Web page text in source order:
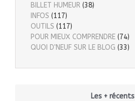
BILLET HUMEUR (38)
INFOS (117)
OUTILS (117)
POUR MIEUX COMPRENDRE (74)
QUOI D'NEUF SUR LE BLOG (33)
Les + récents